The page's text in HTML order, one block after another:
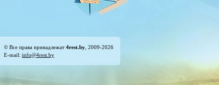
© Все права принадлежат 4rest.by , 2009-2026
E-mail: info@4rest.by